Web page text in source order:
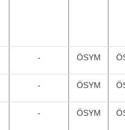
- ÖSYM
- ÖSYM
- ÖSYM